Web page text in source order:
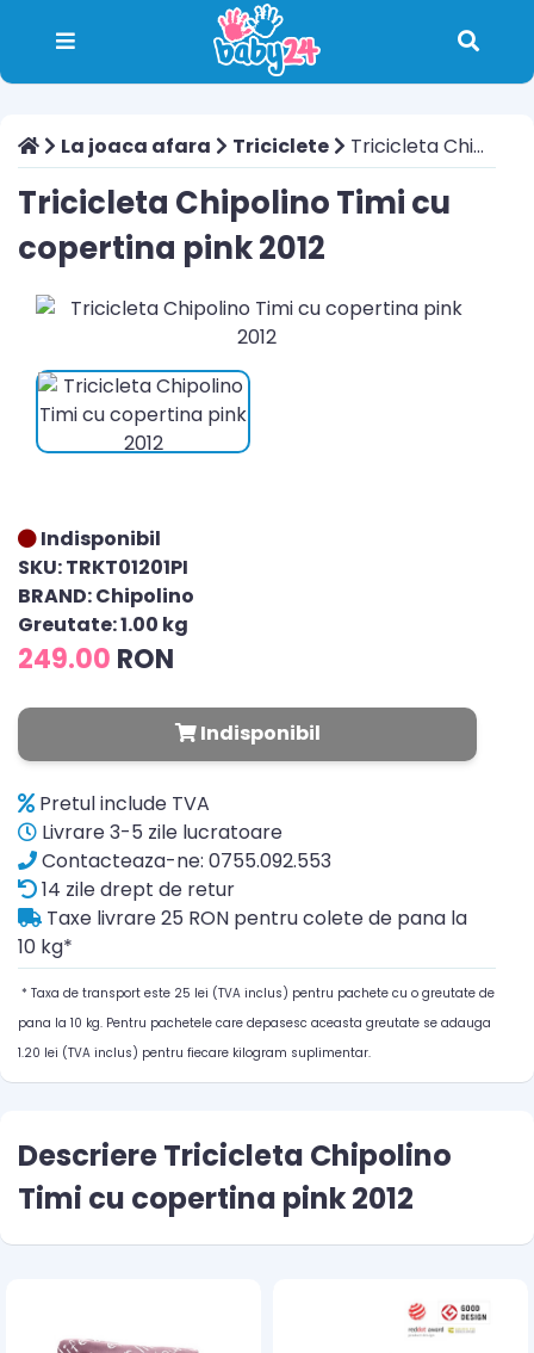
La joaca afara Triciclete Tricicleta Chipolino Timi cu copertina pink 2012
Tricicleta Chipolino Timi cu
copertina pink 2012
Indisponibil
SKU: TRKT01201PI
BRAND: Chipolino
Greutate: 1.00 kg
249.00 RON
Indisponibil
Pretul include TVA
Livrare 3-5 zile lucratoare
Contacteaza-ne: 0755.092.553
14 zile drept de retur
Taxe livrare 25 RON pentru colete de pana la
10 kg*
* Taxa de transport este 25 lei (TVA inclus) pentru pachete cu o greutate de
pana la 10 kg. Pentru pachetele care depasesc aceasta greutate se adauga
1.20 lei (TVA inclus) pentru fiecare kilogram suplimentar.
Descriere Tricicleta Chipolino
Timi cu copertina pink 2012